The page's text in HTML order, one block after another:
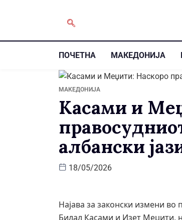
ПОЧЕТНА МАКЕДОНИЈА
МАКЕДОНИЈА
Касами и
албански
18/05/2026
Најава за законски измени во
Билал Касами и Изет Меџити,